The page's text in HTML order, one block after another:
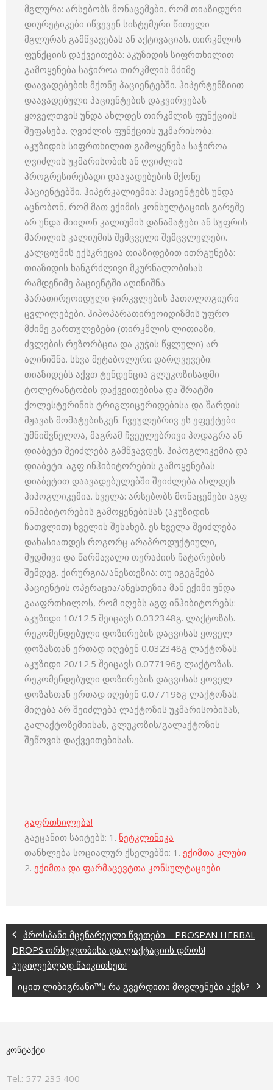
მგლურა: არსებობს მონაცემები, რომ თიაზიდური
დიურეტიკები იწვევენ სისტემური წითელი
მგლურას გამწვავებას ან აქტივაციას. თირკმლის
ფუნქციის დაქვეითება: აკუზიდის სიფრთხილით
გამოყენება საჭიროა თირკმლის მძიმე
დაავადებების მქონე პაციენტებში. ჰიპერტენზიით
დაავადებული პაციენტების დაკვირვებას
ყოველთვის უნდა ახლდეს თირკმლის ფუნქციის
შეფასება. ღვიძლის ფუნქციის უკმარისობა:
აკუზიდის სიფრთხილით გამოყენება საჭიროა
ღვიძლის უკმარისობის ან ღვიძლის
პროგრესირებადი დაავადებების მქონე
პაციენტებში. ჰიპერკალიემია: პაციენტებს უნდა
აცნობონ, რომ მათ ექიმის კონსულტაციის გარეშე
არ უნდა მიიღონ კალიუმის დანამატები ან სუფრის
მარილის კალიუმის შემცველი შემცვლელები.
კალციუმის ექსკრეცია თიაზიდებით ითრგუნება:
თიაზიდის ხანგრძლივი მკურნალობისას
რამდენიმე პაციენტში აღინიშნა
პარათირეოიდული ჯირკვლების პათოლოგიური
ცვლილებები. ჰიპოპარათირეოიდიზმის უფრო
მძიმე გართულებები (თირკმლის ლითიაზი,
ძვლების რეზორბცია და კუჭის წყლული) არ
აღინიშნა. სხვა მეტაბოლური დარღვევები:
თიაზიდებს აქვთ ტენდენცია გლუკოზისადმი
ტოლერანტობის დაქვეითებისა და შრატში
ქოლესტერინის ტრიგლიცერიდებისა და შარდის
მჟავას მომატებისკენ. ჩვეულებრივ ეს ეფექტები
უმნიშვნელოა, მაგრამ ჩვეულებრივი პოდაგრა ან
დიაბეტი შეიძლება გამწვავდეს. ჰიპოგლიკემია და
დიაბეტი: აგფ ინჰიბიტორების გამოყენებას
დიაბეტით დაავადებულებში შეიძლება ახლდეს
ჰიპოგლიკემია. ხველა: არსებობს მონაცემები აგფ
ინჰიბიტორების გამოყენებისას (აკუზიდის
ჩათვლით) ხველის შესახებ. ეს ხველა შეიძლება
დახასიათდეს როგორც არაპროდუქტიული,
მუდმივი და წარმავალი თერაპიის ჩატარების
შემდეგ. ქირურგია/ანესთეზია: თუ იგეგმება
პაციენტის ოპერაცია/ანესთეზია მან ექიმი უნდა
გააფრთხილოს, რომ იღებს აგფ ინჰიბიტორებს:
აკუზიდი 10/12.5 შეიცავს 0.032348გ. ლაქტოზას.
რეკომენდებული დოზირების დაცვისას ყოველ
დოზასთან ერთად იღებენ 0.032348გ ლაქტოზას.
აკუზიდი 20/12.5 შეიცავს 0.077196გ ლაქტოზას.
რეკომენდებული დოზირების დაცვისას ყოველ
დოზასთან ერთად იღებენ 0.077196გ ლაქტოზას.
მიღება არ შეიძლება ლაქტოზის უკმარისობისას,
გალაქტოზემიისას, გლუკოზის/გალაქტოზის
შეწოვის დაქვეითებისას.
გაფრთხილება!
გაეცანით საიტებს: 1. ნეტკლინიკა
თანხლება სოციალურ ქსელებში: 1. ექიმთა კლუბი
2. ექიმთა და ფარმაცევტთა კონსულტაციები
პროსპანი მცენარეული წვეთები – PROSPAN HERBAL
DROPS ორსულობისა და ლაქტაციის დროს!
აუცილებლად წაიკითხეთ!
იცით ლიბიგრანი™ს რა გვერდითი მოვლენები აქვს?
ᲙᲝᲜᲢᲐᲥᲢᲘ
Tel.: 577 235 400